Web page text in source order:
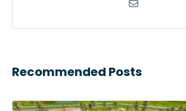
Recommended Posts